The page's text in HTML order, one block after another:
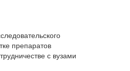
препаратов
с вузами